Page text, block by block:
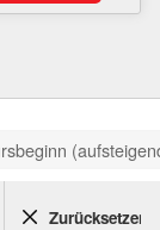
Zurücksetzen